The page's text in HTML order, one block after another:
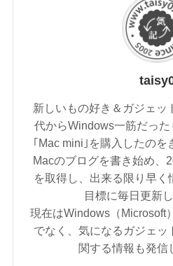
新しいもの好き＆ガジェッ
代からWindows一筋だっ
｢Mac mini｣を購入したのを
Macのブログを書き始め、
を取得し、出来る限り早く
目標に毎日更新
現在はWindows（Microsoft
でなく、気になるガジェッ
関する情報も発信